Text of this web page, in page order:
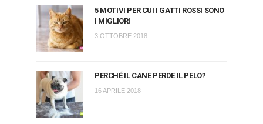
5 MOTIVI PER CUI I GATTI ROSSI SONO
I MIGLIORI
3 OTTOBRE 2018
PERCHÉ IL CANE PERDE IL PELO?
16 APRILE 2018